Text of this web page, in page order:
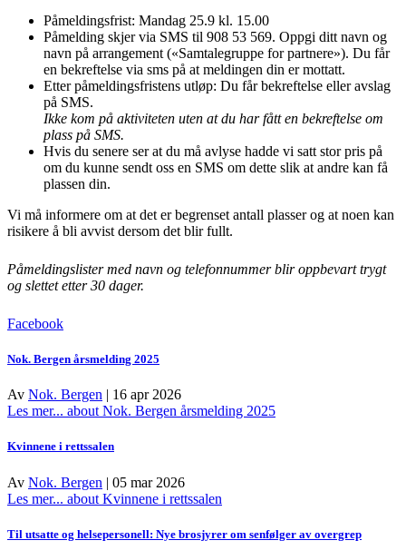
Påmeldingsfrist: Mandag 25.9 kl. 15.00
Påmelding skjer via SMS til 908 53 569. Oppgi ditt navn og
navn på arrangement («Samtalegruppe for partnere»). Du får
en bekreftelse via sms på at meldingen din er mottatt.
Etter påmeldingsfristens utløp: Du får bekreftelse eller avslag
på SMS.
Ikke kom på aktiviteten uten at du har fått en bekreftelse om
plass på SMS.
Hvis du senere ser at du må avlyse hadde vi satt stor pris på
om du kunne sendt oss en SMS om dette slik at andre kan få
plassen din.
Vi må informere om at det er begrenset antall plasser og at noen kan
risikere å bli avvist dersom det blir fullt.
Påmeldingslister med navn og telefonnummer blir oppbevart trygt
og slettet etter 30 dager.
Facebook
Nok. Bergen årsmelding 2025
Av Nok. Bergen | 16 apr 2026
Les mer... about Nok. Bergen årsmelding 2025
Kvinnene i rettssalen
Av Nok. Bergen | 05 mar 2026
Les mer... about Kvinnene i rettssalen
Til utsatte og helsepersonell: Nye brosjyrer om senfølger av overgrep